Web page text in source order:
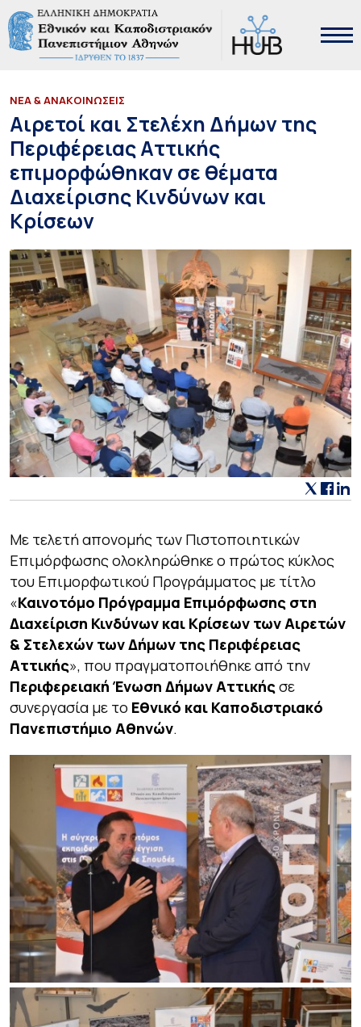
ΝΕΑ & ΑΝΑΚΟΙΝΩΣΕΙΣ
Αιρετοί και Στελέχη Δήμων της
Περιφέρειας Αττικής
επιμορφώθηκαν σε θέματα
Διαχείρισης Κινδύνων και
Κρίσεων
Με τελετή απονομής των Πιστοποιητικών
Επιμόρφωσης ολοκληρώθηκε ο πρώτος κύκλος
του Επιμορφωτικού Προγράμματος με τίτλο
«Καινοτόμο Πρόγραμμα Επιμόρφωσης στη
Διαχείριση Κινδύνων και Κρίσεων των Αιρετών
& Στελεχών των Δήμων της Περιφέρειας
Αττικής», που πραγματοποιήθηκε από την
Περιφερειακή Ένωση Δήμων Αττικής σε
συνεργασία με το Εθνικό και Καποδιστριακό
Πανεπιστήμιο Αθηνών.